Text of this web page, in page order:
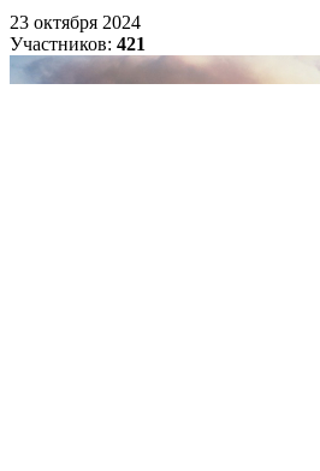
23 октября 2024
Участников: 421